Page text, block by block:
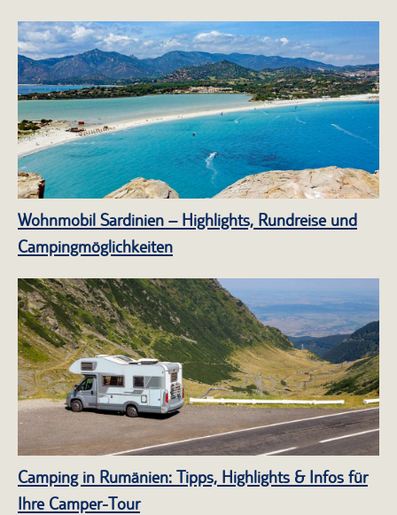
Wohnmobil Sardinien – Highlights, Rundreise und
Campingmöglichkeiten
Camping in Rumänien: Tipps, Highlights & Infos für
Ihre Camper-Tour